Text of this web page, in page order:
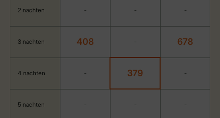
2 nachten - - -
3 nachten 408 - 678
4 nachten - 379 -
5 nachten - - -